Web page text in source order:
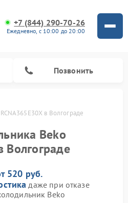
+7 (844) 290-70-26
Ежедневно, с 10:00 до 20:00
Позвонить
в Волгограде
Beko
Волгограде
520 руб.
даже при отказе
Beko